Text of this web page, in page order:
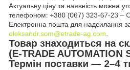
Актуальну ціну та наявність можна
телефоном: +380 (067) 323-67-23 –
Електронна пошта для надсилання
oleksandr.som@etrade-ag.com.
Товар знаходиться на
(E-TRADE AUTOMATION
Термін поставки — 2–4